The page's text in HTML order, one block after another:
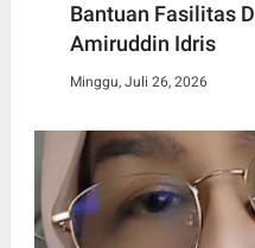
Bantuan Fasilitas
Amiruddin Idris
Minggu, Juli 26, 2026